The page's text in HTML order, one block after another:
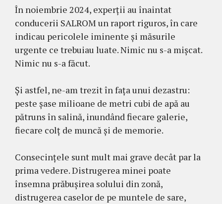
În noiembrie 2024, experții au înaintat
conducerii SALROM un raport riguros, în care
indicau pericolele iminente și măsurile
urgente ce trebuiau luate. Nimic nu s-a mișcat.
Nimic nu s-a făcut.
Și astfel, ne-am trezit în fața unui dezastru:
peste șase milioane de metri cubi de apă au
pătruns în salină, inundând fiecare galerie,
fiecare colț de muncă și de memorie.
Consecințele sunt mult mai grave decât par la
prima vedere. Distrugerea minei poate
însemna prăbușirea solului din zonă,
distrugerea caselor de pe muntele de sare,